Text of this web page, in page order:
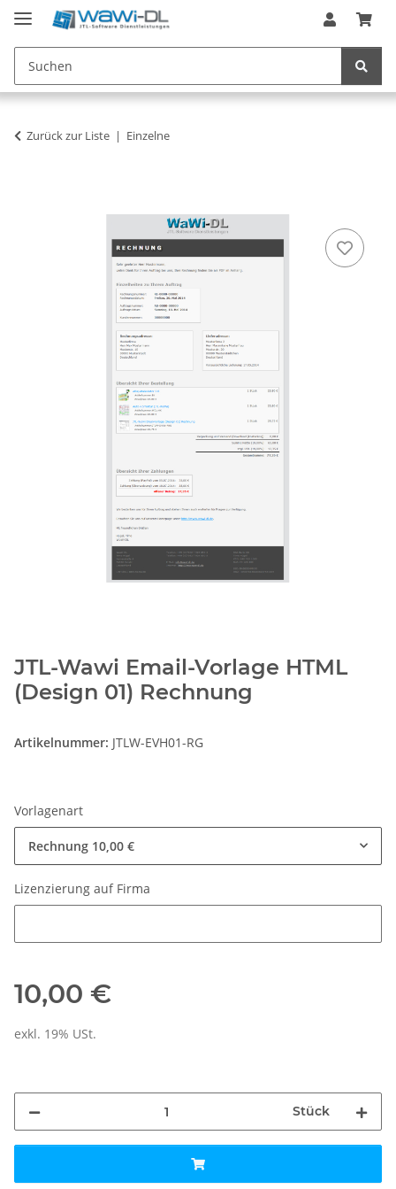
Zurück zur Liste Einzelne
JTL-Wawi Email-Vorlage HTML
(Design 01) Rechnung
Artikelnummer: JTLW-EVH01-RG
Vorlagenart
Rechnung 10,00 €
Lizenzierung auf Firma
10,00 €
exkl. 19% USt.
Stück